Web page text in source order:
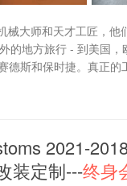
械大师和天才工匠，他
的地方旅行 - 到美国
德斯和保时捷。真正的
2021-
装定制---终身